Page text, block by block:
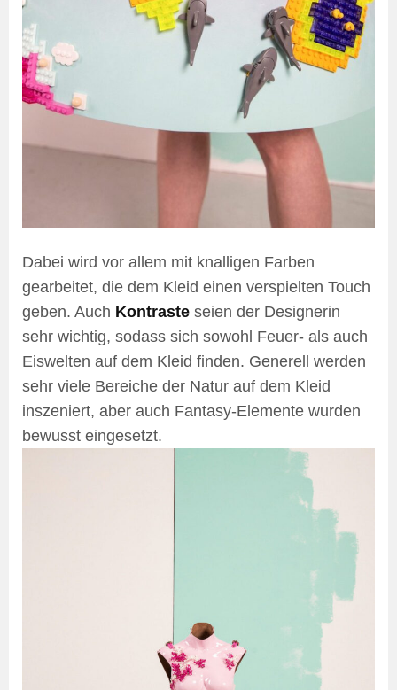
Dabei wird vor allem mit knalligen Farben
gearbeitet, die dem Kleid einen verspielten Touch
geben. Auch Kontraste seien der Designerin
sehr wichtig, sodass sich sowohl Feuer- als auch
Eiswelten auf dem Kleid finden. Generell werden
sehr viele Bereiche der Natur auf dem Kleid
inszeniert, aber auch Fantasy-Elemente wurden
bewusst eingesetzt.